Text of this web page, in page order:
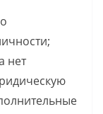
нет